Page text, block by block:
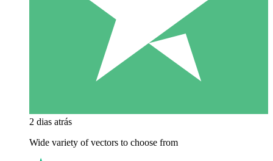
2 dias atrás
Wide variety of vectors to choose from